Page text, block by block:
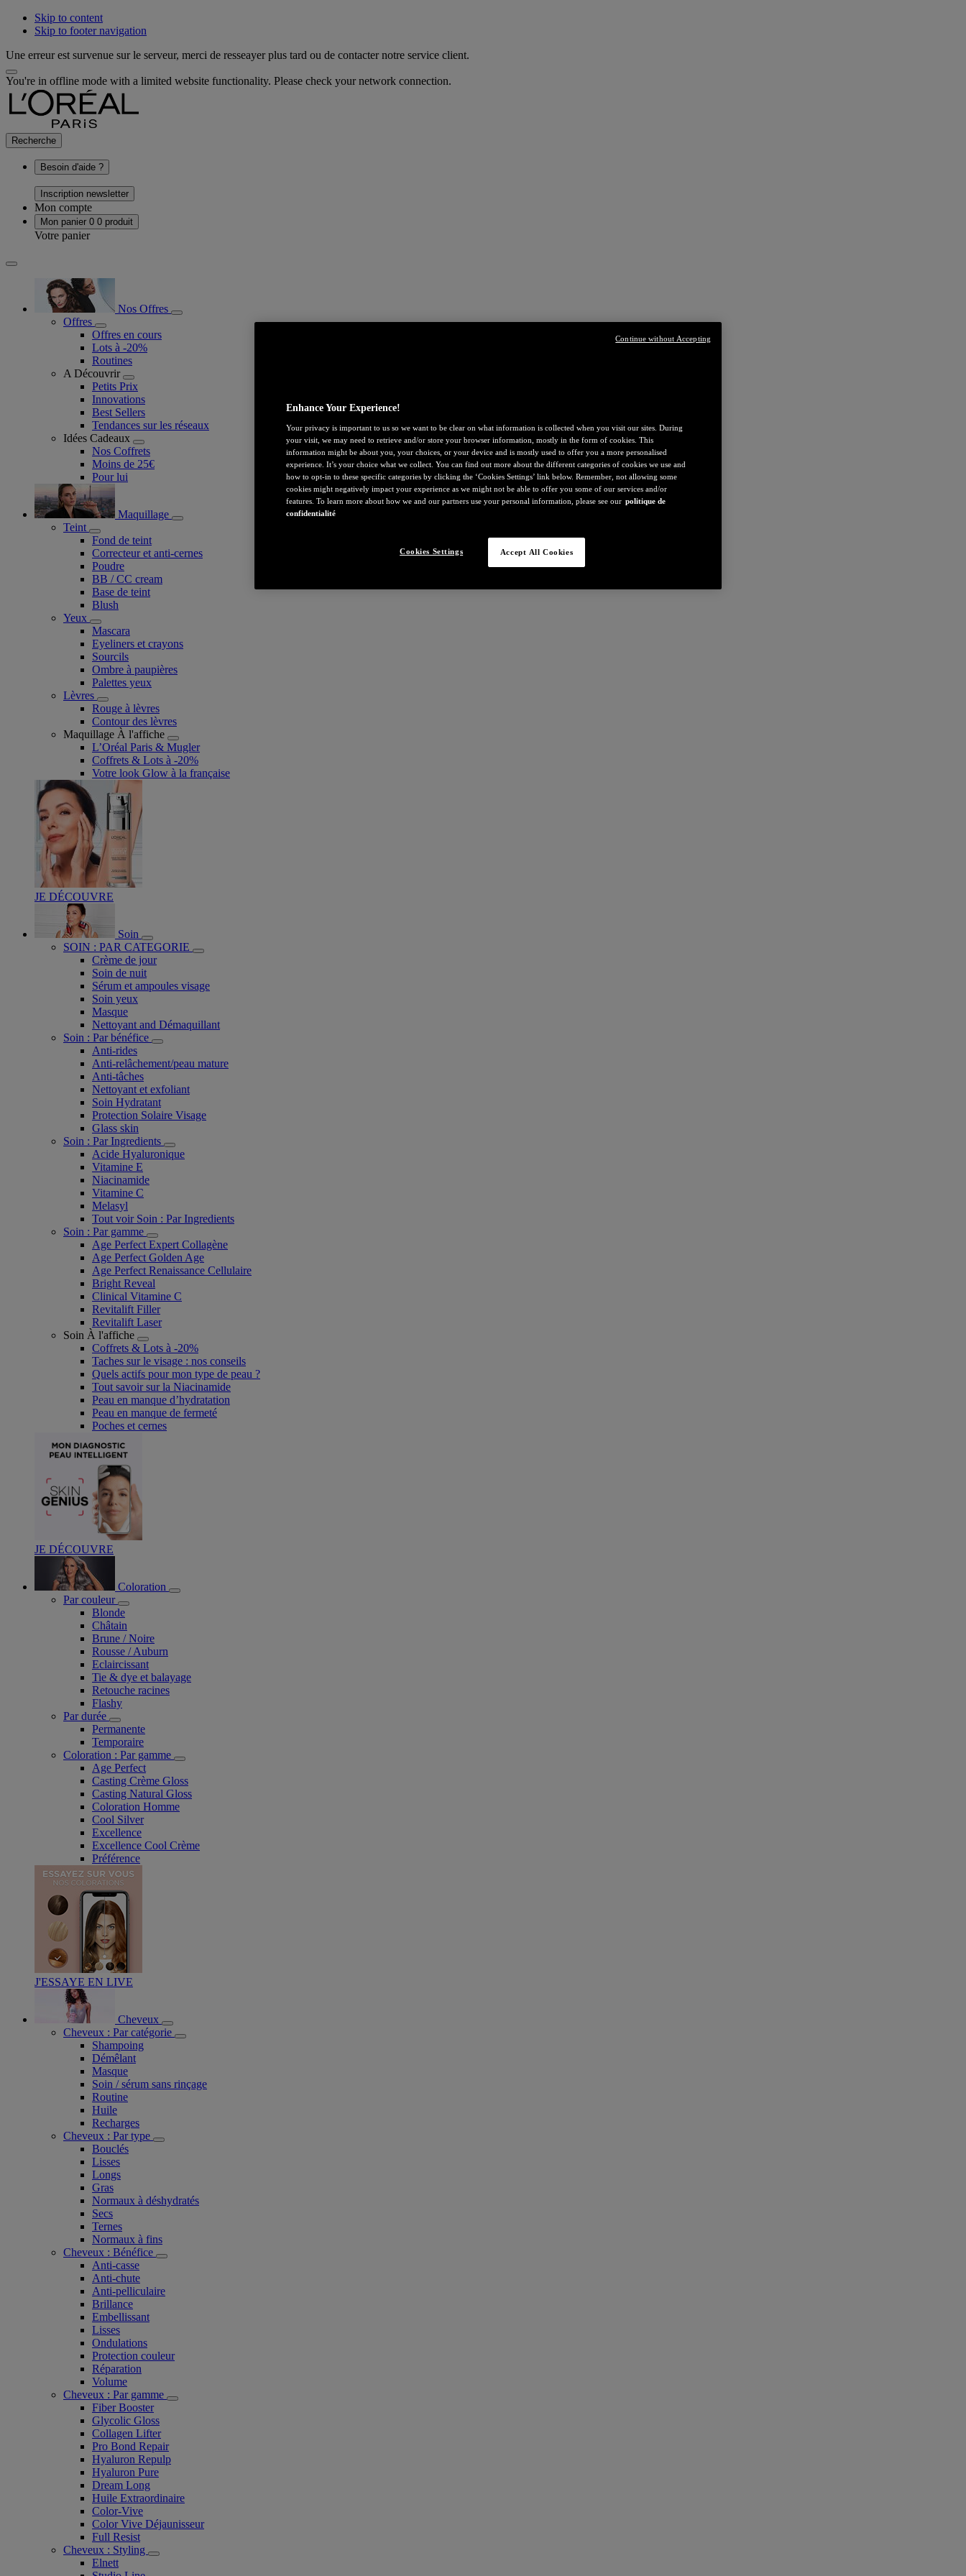
Skip to content
Skip to footer navigation
Une erreur est survenue sur le serveur, merci de resseayer plus tard ou de contacter notre service client.
You're in offline mode with a limited website functionality. Please check your network connection.
Recherche
Besoin d'aide ?
Inscription newsletter
Mon compte
Mon panier 0 0 produit
Votre panier
Nos Offres
Offres
Offres en cours
Lots à -20%
Routines
A Découvrir
Petits Prix
Innovations
Best Sellers
Tendances sur les réseaux
Idées Cadeaux
Nos Coffrets
Moins de 25€
Pour lui
Maquillage
Teint
Fond de teint
Correcteur et anti-cernes
Poudre
BB / CC cream
Base de teint
Blush
Yeux
Mascara
Eyeliners et crayons
Sourcils
Ombre à paupières
Palettes yeux
Lèvres
Rouge à lèvres
Contour des lèvres
Maquillage À l'affiche
L’Oréal Paris & Mugler
Coffrets & Lots à -20%
Votre look Glow à la française
JE DÉCOUVRE
Soin
SOIN : PAR CATEGORIE
Crème de jour
Soin de nuit
Sérum et ampoules visage
Soin yeux
Masque
Nettoyant and Démaquillant
Soin : Par bénéfice
Anti-rides
Anti-relâchement/peau mature
Anti-tâches
Nettoyant et exfoliant
Soin Hydratant
Protection Solaire Visage
Glass skin
Soin : Par Ingredients
Acide Hyaluronique
Vitamine E
Niacinamide
Vitamine C
Melasyl
Tout voir Soin : Par Ingredients
Soin : Par gamme
Age Perfect Expert Collagène
Age Perfect Golden Age
Age Perfect Renaissance Cellulaire
Bright Reveal
Clinical Vitamine C
Revitalift Filler
Revitalift Laser
Soin À l'affiche
Coffrets & Lots à -20%
Taches sur le visage : nos conseils
Quels actifs pour mon type de peau ?
Tout savoir sur la Niacinamide​
Peau en manque d’hydratation
Peau en manque de fermeté
Poches et cernes
JE DÉCOUVRE
Coloration
Par couleur
Blonde
Châtain
Brune / Noire
Rousse / Auburn
Eclaircissant
Tie & dye et balayage
Retouche racines
Flashy
Par durée
Permanente
Temporaire
Coloration : Par gamme
Age Perfect
Casting Crème Gloss
Casting Natural Gloss
Coloration Homme
Cool Silver
Excellence
Excellence Cool Crème
Préférence
J'ESSAYE EN LIVE
Cheveux
Cheveux : Par catégorie
Shampoing
Démêlant
Masque
Soin / sérum sans rinçage
Routine
Huile
Recharges
Cheveux : Par type
Bouclés
Lisses
Longs
Gras
Normaux à déshydratés
Secs
Ternes
Normaux à fins
Cheveux : Bénéfice
Anti-casse
Anti-chute
Anti-pelliculaire​
Brillance
Embellissant
Lisses
Ondulations
Protection couleur​
Réparation
Volume
Cheveux : Par gamme
Fiber Booster
Glycolic Gloss
Collagen Lifter
Pro Bond Repair
Hyaluron Repulp
Hyaluron Pure
Dream Long
Huile Extraordinaire
Color-Vive
Color Vive Déjaunisseur
Full Resist
Cheveux : Styling
Elnett
Enhance Your Experience!
Your privacy is important to us so we want to be clear on what information is collected when you visit our sites. During
your visit, we may need to retrieve and/or store your browser information, mostly in the form of cookies. This
information might be about you, your choices, or your device and is mostly used to offer you a more personalised
experience. It’s your choice what we collect. You can find out more about the different categories of cookies we use and
how to opt-in to these specific categories by clicking the ‘Cookies Settings’ link below. Remember, not allowing some
cookies might negatively impact your experience as we might not be able to offer you some of our services and/or
features. To learn more about how we and our partners use your personal information, please see our politique de
confidentialité
Cookies Settings Accept All Cookies
Continue without Accepting